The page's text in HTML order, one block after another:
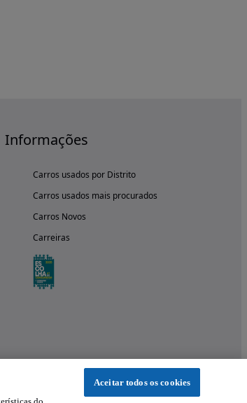
Informações
Carros usados por Distrito
Carros usados mais procurados
Carros Novos
Carreiras
Aceitar todos os cookies